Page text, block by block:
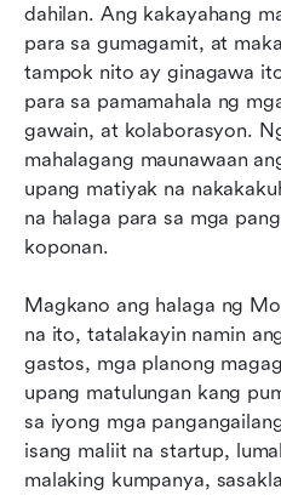
dahilan. Ang kakayahang
para sa gumagamit, at
tampok nito ay ginagawa
para sa pamamahala ng
gawain, at kolaborasyon.
mahalagang maunawaan
upang matiyak na
na halaga para sa mga
koponan.
Magkano ang halaga ng
na ito, tatalakayin namin
gastos, mga planong
upang matulungan kang
sa iyong mga
isang maliit na startup,
malaking kumpanya,
Mga tip para makatipid
Ang pinakamahusay na
may halaga
Huling mga saloobin
Mga Madalas Itanong
May kaugnayang pagbasa